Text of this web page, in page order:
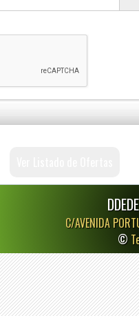
C/AVENIDA
©